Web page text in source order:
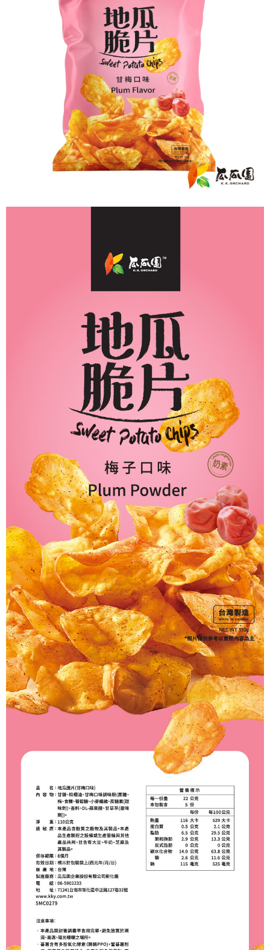
https://aftee.tw/terms/#terms3
３．未成年的使用者請事先徵得法定代理人或監護人之同意方可使用
「AFTEE先享後付」，若未經同意申辦者引起之損失，本公司不負相關責
４．使用「AFTEE先享後付」時，將依據個別帳號之用戶狀況，依本公司即
時審查核予不同之上限額度；若仍有額度不足之情形，本公司將視審查結果
請求用戶進行身份認證。
５．嚴禁一人註冊多個帳號或使用他人資訊註冊。若發現惡意使用之情形，
恩沛科技股份有限公司將有權停止該用戶之使用額度並採取法律行動。